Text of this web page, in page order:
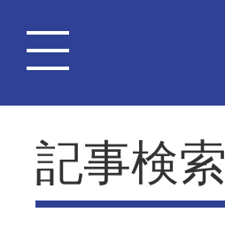
記事検索